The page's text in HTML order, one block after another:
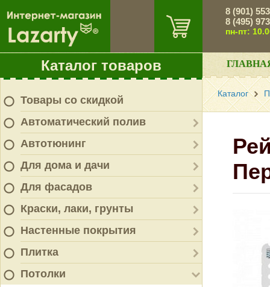
Каталог товаров
Товары со скидкой
Автоматический полив
Автотюнинг
Для дома и дачи
Для фасадов
Краски, лаки, грунты
Настенные покрытия
Плитка
Потолки
8 (901)
8 (495)
пн-пт:
Каталог